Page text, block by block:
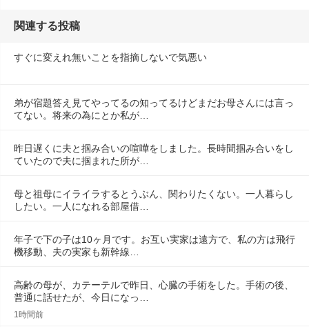
関連する投稿
すぐに変えれ無いことを指摘しないで気悪い
弟が宿題答え見てやってるの知ってるけどまだお母さんには言っ
てない。将来の為にとか私が…
昨日遅くに夫と掴み合いの喧嘩をしました。長時間掴み合いをし
ていたので夫に掴まれた所が…
母と祖母にイライラするとうぶん、関わりたくない。一人暮らし
したい。一人になれる部屋借…
年子で下の子は10ヶ月です。お互い実家は遠方で、私の方は飛行
機移動、夫の実家も新幹線…
高齢の母が、カテーテルで昨日、心臓の手術をした。手術の後、
普通に話せたが、今日になっ…
1時間前